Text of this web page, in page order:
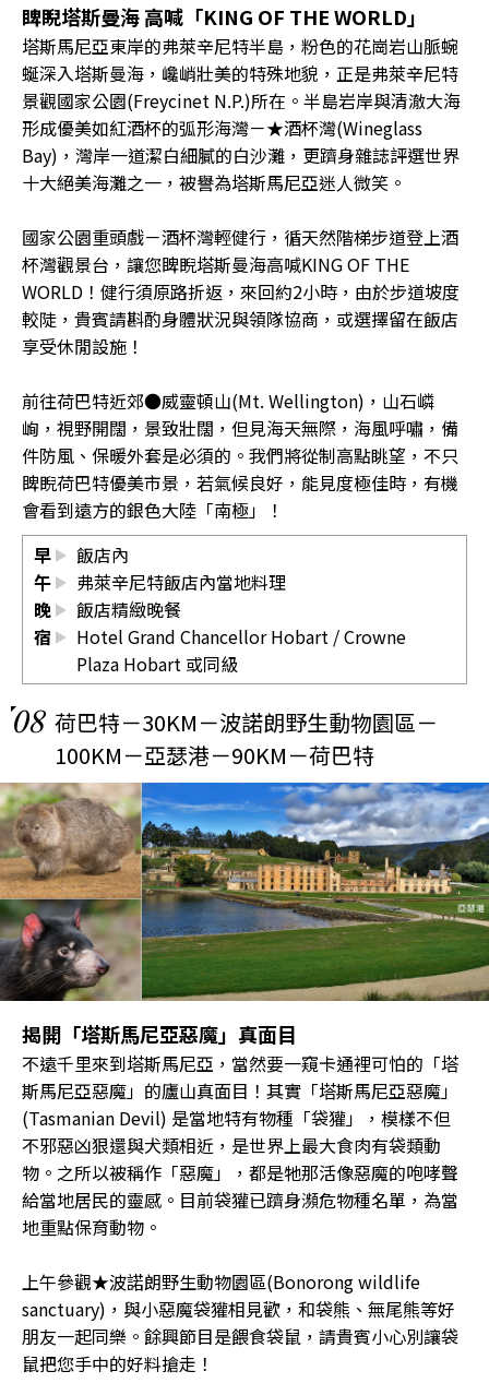
睥睨塔斯曼海 高喊「KING OF THE WORLD」
塔斯馬尼亞東岸的弗萊辛尼特半島，粉色的花崗岩山脈蜿
蜒深入塔斯曼海，巉峭壯美的特殊地貌，正是弗萊辛尼特
景觀國家公園(Freycinet N.P.)所在。半島岩岸與清澈大海
形成優美如紅酒杯的弧形海灣－★酒杯灣(Wineglass
Bay)，灣岸一道潔白細膩的白沙灘，更躋身雜誌評選世界
十大絕美海灘之一，被譽為塔斯馬尼亞迷人微笑。
國家公園重頭戲－酒杯灣輕健行，循天然階梯步道登上酒
杯灣觀景台，讓您睥睨塔斯曼海高喊KING OF THE
WORLD！健行須原路折返，來回約2小時，由於步道坡度
較陡，貴賓請斟酌身體狀況與領隊協商，或選擇留在飯店
享受休閒設施！
前往荷巴特近郊●威靈頓山(Mt. Wellington)，山石嶙
峋，視野開闊，景致壯闊，但見海天無際，海風呼嘯，備
件防風、保暖外套是必須的。我們將從制高點眺望，不只
睥睨荷巴特優美市景，若氣候良好，能見度極佳時，有機
會看到遠方的銀色大陸「南極」！
早
飯店內
午
弗萊辛尼特飯店內當地料理
晚
飯店精緻晚餐
宿
Hotel Grand Chancellor Hobart /Crowne
Plaza Hobart 或同級
08 荷巴特－30KM－波諾朗野生動物園區－
100KM－亞瑟港－90KM－荷巴特
揭開「塔斯馬尼亞惡魔」真面目
不遠千里來到塔斯馬尼亞，當然要一窺卡通裡可怕的「塔
斯馬尼亞惡魔」的廬山真面目！其實「塔斯馬尼亞惡魔」
(Tasmanian Devil) 是當地特有物種「袋獾」，模樣不但
不邪惡凶狠還與犬類相近，是世界上最大食肉有袋類動
物。之所以被稱作「惡魔」，都是牠那活像惡魔的咆哮聲
給當地居民的靈感。目前袋獾已躋身瀕危物種名單，為當
地重點保育動物。
上午參觀★波諾朗野生動物園區(Bonorong wildlife
sanctuary)，與小惡魔袋獾相見歡，和袋熊、無尾熊等好
朋友一起同樂。餘興節目是餵食袋鼠，請貴賓小心別讓袋
鼠把您手中的好料搶走！